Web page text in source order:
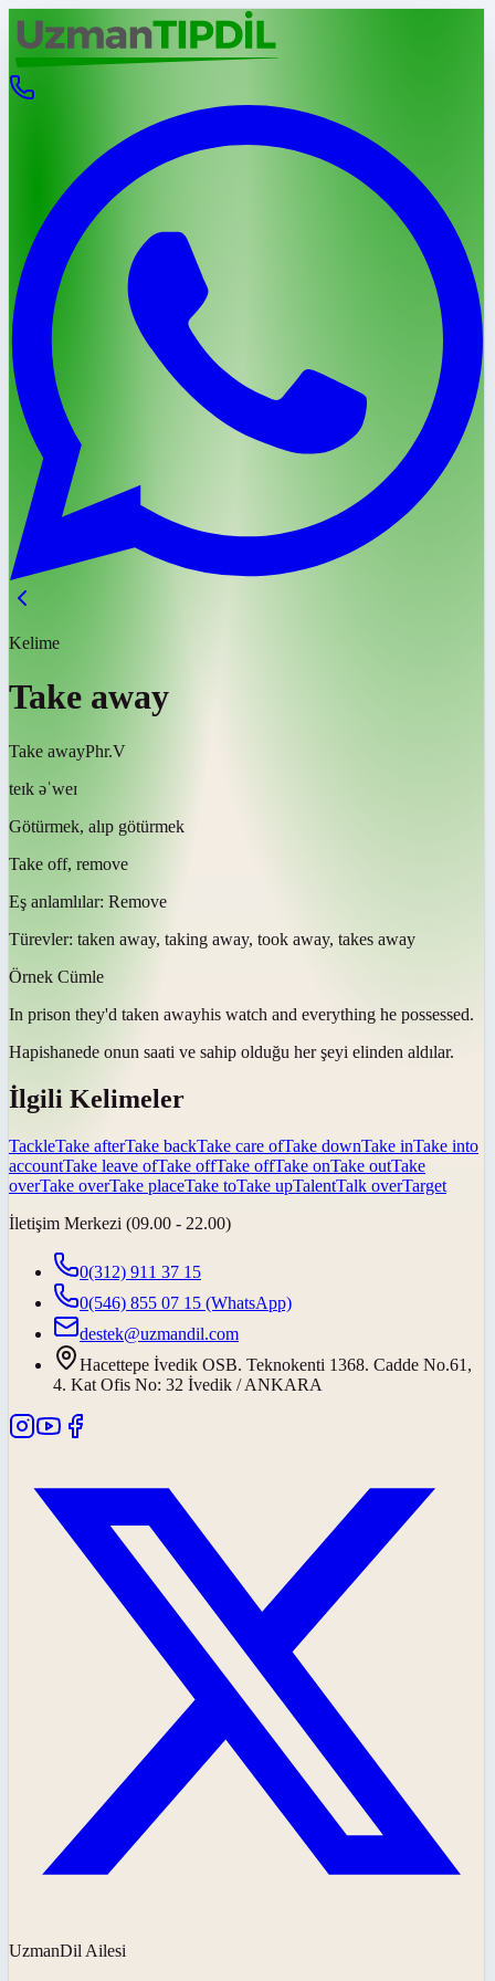
Kelime
Take away
Take awayPhr.V
teɪk əˈweɪ
Götürmek, alıp götürmek
Take off, remove
Eş anlamlılar: Remove
Türevler: taken away, taking away, took away, takes away
Örnek Cümle
In prison they'd taken awayhis watch and everything he possessed.
Hapishanede onun saati ve sahip olduğu her şeyi elinden aldılar.
İlgili Kelimeler
TackleTake afterTake backTake care ofTake downTake inTake into
accountTake leave ofTake offTake offTake onTake outTake
overTake overTake placeTake toTake upTalentTalk overTarget
İletişim Merkezi (09.00 - 22.00)
0(312) 911 37 15
0(546) 855 07 15 (WhatsApp)
destek@uzmandil.com
Hacettepe İvedik OSB. Teknokenti 1368. Cadde No.61,
4. Kat Ofis No: 32 İvedik / ANKARA
UzmanDil Ailesi